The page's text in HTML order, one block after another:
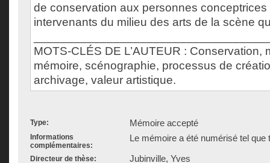
de conservation aux personnes conceptrices
intervenants du milieu des arts de la scène
MOTS-CLÉS DE L’AUTEUR : Conservation,
mémoire, scénographie, processus de
archivage, valeur artistique.
Type: Mémoire accepté
Informations
complémentaires:
Le mémoire a été numérisé tel que
Directeur de thèse: Jubinville, Yves